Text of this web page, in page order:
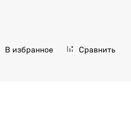
В избранное Сравнить